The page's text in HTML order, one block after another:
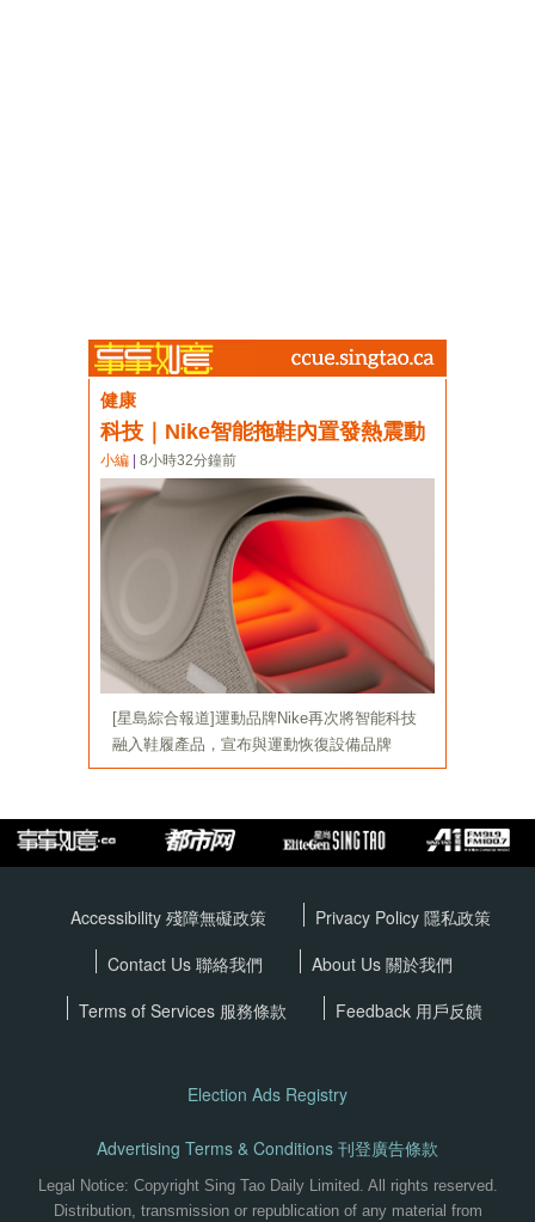
Accessibility 殘障無礙政策 Privacy Policy 隱私政策
Contact Us 聯絡我們
About Us 關於我們
Terms of Services 服務條款 Feedback 用戶反饋
Election Ads Registry
Advertising Terms & Conditions 刊登廣告條款
Legal Notice: Copyright Sing Tao Daily Limited. All rights reserved.
Distribution, transmission or republication of any material from